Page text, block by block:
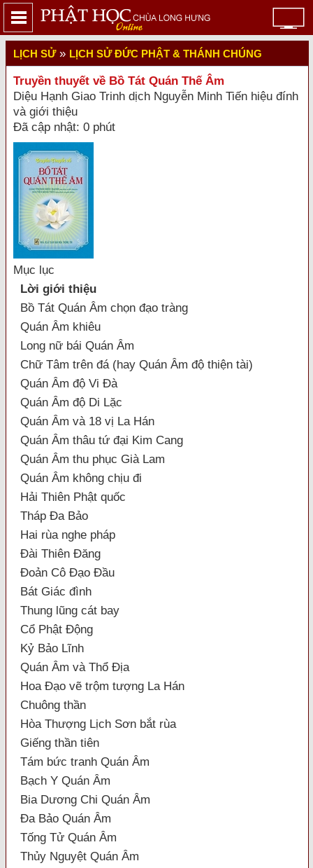
LỊCH SỬ» LỊCH SỬ ĐỨC PHẬT & THÁNH CHÚNG
Truyền thuyết về Bồ Tát Quán Thế Âm
Diệu Hạnh Giao Trinh dịch Nguyễn Minh Tiến hiệu đính
và giới thiệu
Đã cập nhật: 0 phút
Mục lục
Lời giới thiệu
Bồ Tát Quán Âm chọn đạo tràng
Quán Âm khiêu
Long nữ bái Quán Âm
Chữ Tâm trên đá (hay Quán Âm độ thiện tài)
Quán Âm độ Vi Đà
Quán Âm độ Di Lặc
Quán Âm và 18 vị La Hán
Quán Âm thâu tứ đại Kim Cang
Quán Âm thu phục Già Lam
Quán Âm không chịu đi
Hải Thiên Phật quốc
Tháp Đa Bảo
Hai rùa nghe pháp
Đài Thiên Đăng
Đoản Cô Đạo Đầu
Bát Giác đình
Thung lũng cát bay
Cổ Phật Động
Kỷ Bảo Lĩnh
Quán Âm và Thổ Địa
Hoa Đạo vẽ trộm tượng La Hán
Chuông thần
Hòa Thượng Lịch Sơn bắt rùa
Giếng thần tiên
Tám bức tranh Quán Âm
Bạch Y Quán Âm
Bia Dương Chi Quán Âm
Đa Bảo Quán Âm
Tống Tử Quán Âm
Thủy Nguyệt Quán Âm